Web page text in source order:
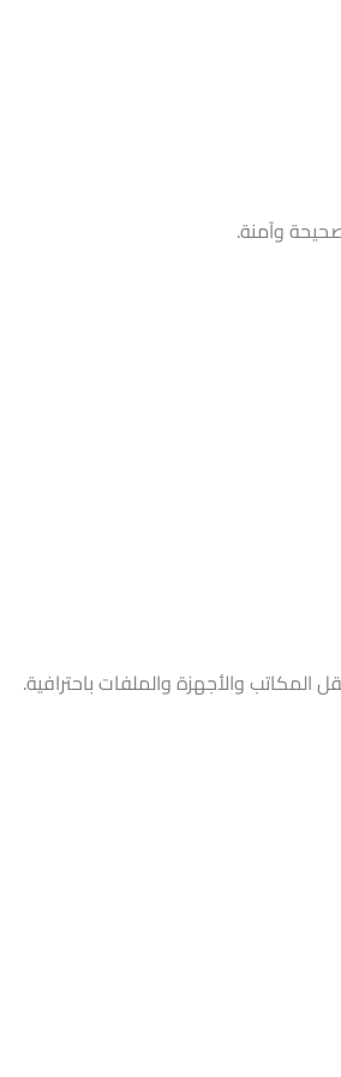
وآمنة.
المكاتب والأجهزة والملفات باحترافية.